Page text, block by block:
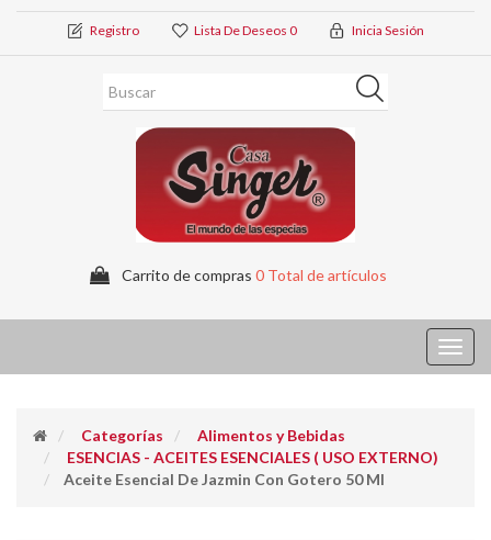
Registro Lista De Deseos 0 Inicia Sesión
Carrito de compras 0 Total de artículos
Categorías
Alimentos y Bebidas
ESENCIAS - ACEITES ESENCIALES ( USO EXTERNO)
Aceite Esencial De Jazmin Con Gotero 50 Ml